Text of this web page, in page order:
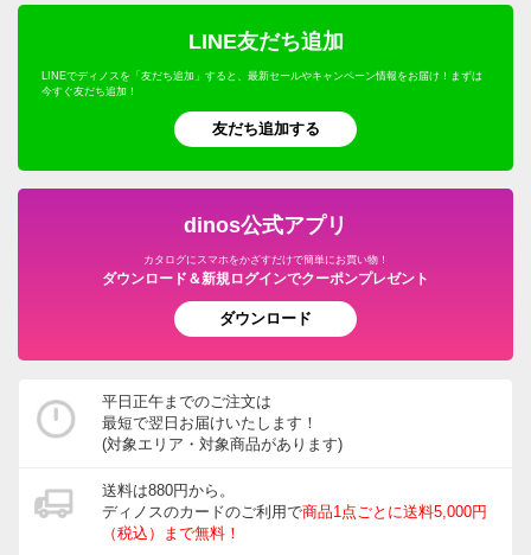
LINE友だち追加
LINEでディノスを「友だち追加」すると、最新セールやキャンペーン情報をお届け！まずは
今すぐ友だち追加！
友だち追加する
dinos公式アプリ
カタログにスマホをかざすだけで簡単にお買い物！
ダウンロード＆新規ログインでクーポンプレゼント
ダウンロード
平日正午までのご注文は
最短で翌日お届けいたします！
(対象エリア・対象商品があります)
送料は880円から。
ディノスのカードのご利用で商品1点ごとに送料5,000円
（税込）まで無料！